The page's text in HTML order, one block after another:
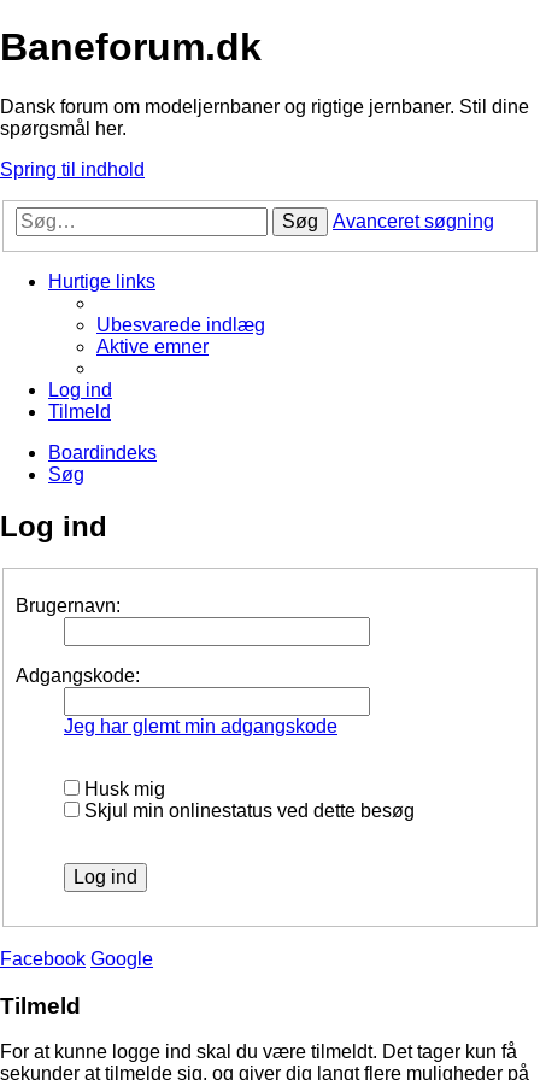
Baneforum.dk
Dansk forum om modeljernbaner og rigtige jernbaner. Stil dine
spørgsmål her.
Spring til indhold
Søg Avanceret søgning
Hurtige links
Ubesvarede indlæg
Aktive emner
Log ind
Tilmeld
Boardindeks
Søg
Log ind
Brugernavn:
Adgangskode:
Jeg har glemt min adgangskode
Husk mig
Skjul min onlinestatus ved dette besøg
Facebook Google
Tilmeld
For at kunne logge ind skal du være tilmeldt. Det tager kun få
sekunder at tilmelde sig, og giver dig langt flere muligheder på